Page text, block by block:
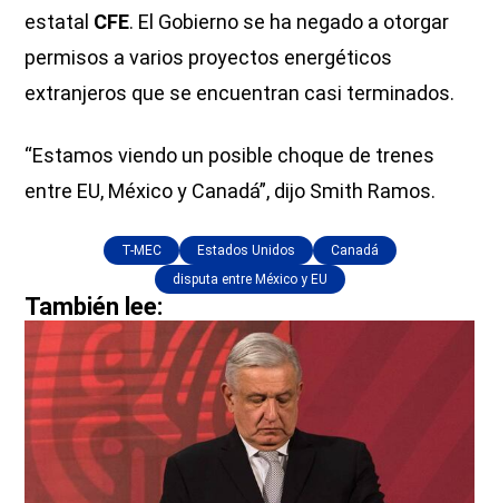
estatal CFE. El Gobierno se ha negado a otorgar
permisos a varios proyectos energéticos
extranjeros que se encuentran casi terminados.
“Estamos viendo un posible choque de trenes
entre EU, México y Canadá”, dijo Smith Ramos.
T-MEC Estados Unidos
Canadá
disputa entre México y EU
También lee: